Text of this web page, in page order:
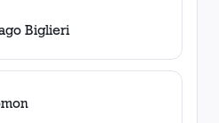
Biglieri